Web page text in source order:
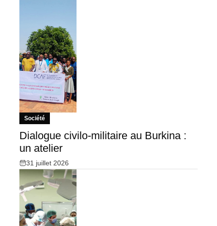
Société
Dialogue civilo-militaire au Burkina :
un atelier
31 juillet 2026